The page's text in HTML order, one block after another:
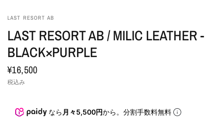
LAST RESORT AB
LAST RESORT AB / MILIC LEATHER -
BLACK×PURPLE
¥16,500
税込み
なら 月々5,500円から。分割手数料無料